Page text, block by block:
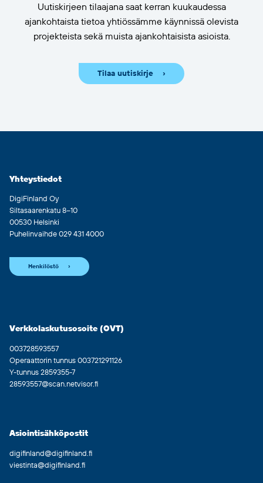
Uutiskirjeen tilaajana saat kerran kuukaudessa
ajankohtaista tietoa yhtiössämme käynnissä olevista
projekteista sekä muista ajankohtaisista asioista.
Tilaa uutiskirje
Yhteystiedot
DigiFinland Oy
Siltasaarenkatu 8–10
00530 Helsinki
Puhelinvaihde 029 431 4000
Henkilöstö
Verkkolaskutusosoite (OVT)
003728593557
Operaattorin tunnus 003721291126
Y-tunnus 2859355-7
28593557@scan.netvisor.fi
Asiointisähköpostit
digifinland@digifinland.fi
viestinta@digifinland.fi